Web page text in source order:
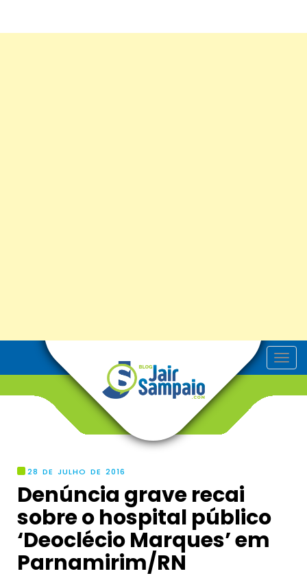
T
o
28 DE JULHO DE 2016
Denúncia grave recai
sobre o hospital público
‘Deoclécio Marques’ em
Parnamirim/RN